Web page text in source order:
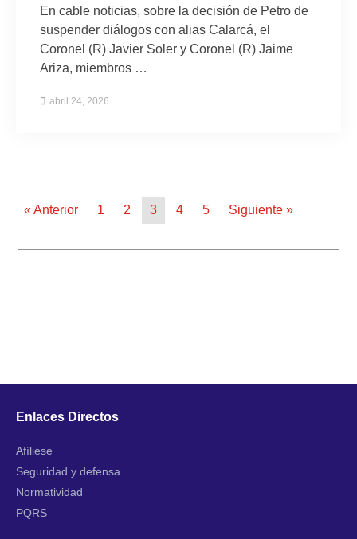
En cable noticias, sobre la decisión de Petro de
suspender diálogos con alias Calarcá, el
Coronel (R) Javier Soler y Coronel (R) Jaime
Ariza, miembros …
abril 24, 2026
« Anterior 1 2 3 4 5 Siguiente »
Enlaces Directos
Afíliese
Seguridad y defensa
Normatividad
PQRS